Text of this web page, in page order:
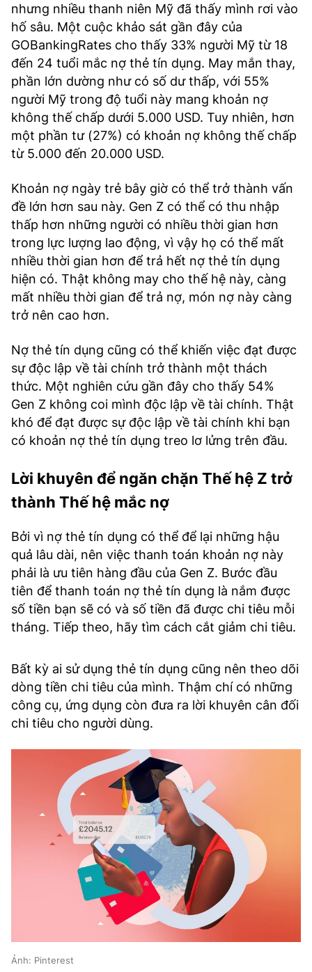
nhưng nhiều thanh niên Mỹ đã thấy mình rơi vào
hố sâu. Một cuộc khảo sát gần đây của
GOBankingRates cho thấy 33% người Mỹ từ 18
đến 24 tuổi mắc nợ thẻ tín dụng. May mắn thay,
phần lớn dường như có số dư thấp, với 55%
người Mỹ trong độ tuổi này mang khoản nợ
không thế chấp dưới 5.000 USD. Tuy nhiên, hơn
một phần tư (27%) có khoản nợ không thế chấp
từ 5.000 đến 20.000 USD.
Khoản nợ ngày trẻ bây giờ có thể trở thành vấn
đề lớn hơn sau này. Gen Z có thể có thu nhập
thấp hơn những người có nhiều thời gian hơn
trong lực lượng lao động, vì vậy họ có thể mất
nhiều thời gian hơn để trả hết nợ thẻ tín dụng
hiện có. Thật không may cho thế hệ này, càng
mất nhiều thời gian để trả nợ, món nợ này càng
trở nên cao hơn.
Nợ thẻ tín dụng cũng có thể khiến việc đạt được
sự độc lập về tài chính trở thành một thách
thức. Một nghiên cứu gần đây cho thấy 54%
Gen Z không coi mình độc lập về tài chính. Thật
khó để đạt được sự độc lập về tài chính khi bạn
có khoản nợ thẻ tín dụng treo lơ lửng trên đầu.
Lời khuyên để ngăn chặn Thế hệ Z trở
thành Thế hệ mắc nợ
Bởi vì nợ thẻ tín dụng có thể để lại những hậu
quả lâu dài, nên việc thanh toán khoản nợ này
phải là ưu tiên hàng đầu của Gen Z. Bước đầu
tiên để thanh toán nợ thẻ tín dụng là nắm được
số tiền bạn sẽ có và số tiền đã được chi tiêu mỗi
tháng. Tiếp theo, hãy tìm cách cắt giảm chi tiêu.
Bất kỳ ai sử dụng thẻ tín dụng cũng nên theo dõi
dòng tiền chi tiêu của mình. Thậm chí có những
công cụ, ứng dụng còn đưa ra lời khuyên cân đối
chi tiêu cho người dùng.
Ảnh: Pinterest